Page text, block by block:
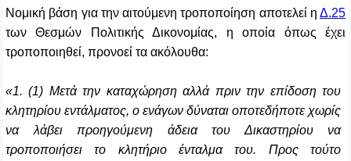
Νομική βάση για την αιτούμενη τροποποίηση αποτελεί η Δ.25
των Θεσμών Πολιτικής Δικονομίας, η οποία όπως έχει
τροποποιηθεί, προνοεί τα ακόλουθα:
«1. (1) Μετά την καταχώρηση αλλά πριν την επίδοση του
κλητηρίου εντάλματος, ο ενάγων δύναται οποτεδήποτε χωρίς
να λάβει προηγούμενη άδεια του Δικαστηρίου να
τροποποιήσει το κλητήριο ένταλμα του. Προς τούτο